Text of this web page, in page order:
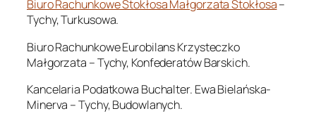
Biuro Rachunkowe Stokłosa Małgorzata Stokłosa–
Tychy, Turkusowa.
Biuro Rachunkowe Eurobilans Krzysteczko
Małgorzata – Tychy, Konfederatów Barskich.
Kancelaria Podatkowa Buchalter. Ewa Bielańska-
Minerva – Tychy, Budowlanych.